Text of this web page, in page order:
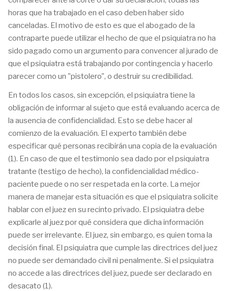
horas que ha trabajado en el caso deben haber sido
canceladas. El motivo de esto es que el abogado de la
contraparte puede utilizar el hecho de que el psiquiatra no ha
sido pagado como un argumento para convencer al jurado de
que el psiquiatra está trabajando por contingencia y hacerlo
parecer como un "pistolero", o destruir su credibilidad.
En todos los casos, sin excepción, el psiquiatra tiene la
obligación de informar al sujeto que está evaluando acerca de
la ausencia de confidencialidad. Esto se debe hacer al
comienzo de la evaluación. El experto también debe
especificar qué personas recibirán una copia de la evaluación
(1). En caso de que el testimonio sea dado por el psiquiatra
tratante (testigo de hecho), la confidencialidad médico-
paciente puede o no ser respetada en la corte. La mejor
manera de manejar esta situación es que el psiquiatra solicite
hablar con el juez en su recinto privado. El psiquiatra debe
explicarle al juez por qué considera que dicha información
puede ser irrelevante. El juez, sin embargo, es quien toma la
decisión final. El psiquiatra que cumple las directrices del juez
no puede ser demandado civil ni penalmente. Si el psiquiatra
no accede a las directrices del juez, puede ser declarado en
desacato (1).